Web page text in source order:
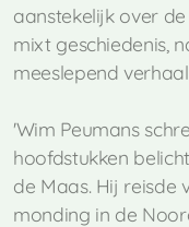
aanstekelijk over
mixt geschiedenis,
meeslepend
'Wim Peumans
hoofdstukken
de Maas. Hij reisde
monding in de